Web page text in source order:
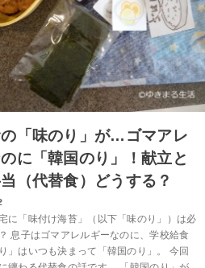
「味のり」が…ゴマアレ
に「韓国のり」！献立と
（代替食）どうする？
に「味付け海苔」（以下「味のり」）は必
息子はゴマアレルギーなのに、学校給食
」はいつも決まって「韓国のり」。 今回